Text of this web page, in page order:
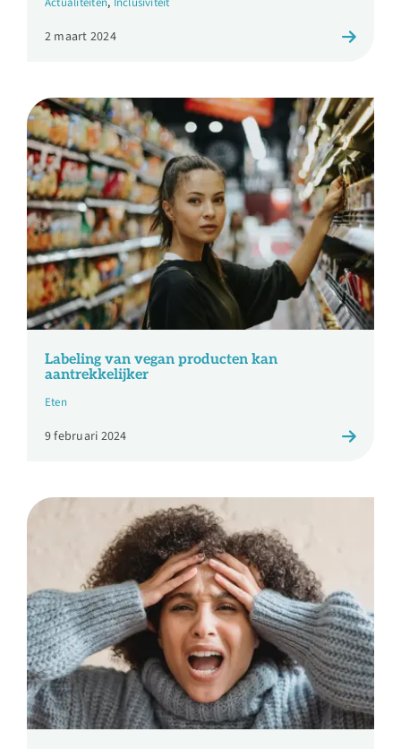
2 maart 2024
Labeling van vegan producten kan
aantrekkelijker
Eten
9 februari 2024